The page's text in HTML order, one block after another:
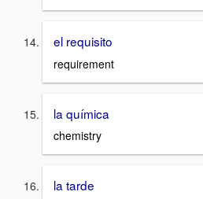
el requisito
requirement
la química
chemistry
la tarde